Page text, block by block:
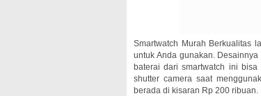
Smartwatch Murah Berkualitas
untuk Anda gunakan.
baterai dari smartwatch ini
shutter camera saat
berada di kisaran Rp 200 ribuan.